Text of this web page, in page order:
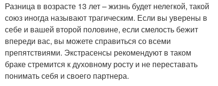
Разница в возрасте 13 лет – жизнь будет нелегкой, такой
союз иногда называют трагическим. Если вы уверены в
себе и вашей второй половине, если смелость бежит
впереди вас, вы можете справиться со всеми
препятствиями. Экстрасенсы рекомендуют в таком
браке стремится к духовному росту и не переставать
понимать себя и своего партнера.